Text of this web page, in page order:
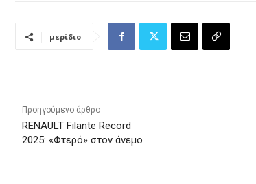
μερίδιο
Προηγούμενο άρθρο
RENAULT Filante Record
2025: «Φτερό» στον άνεμο